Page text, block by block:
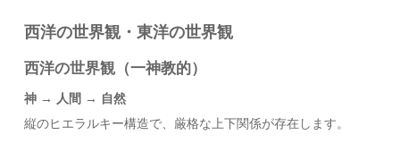
西洋の世界観・東洋の世界観
西洋の世界観（一神教的）
神 → 人間 → 自然
縦のヒエラルキー構造で、厳格な上下関係が存在します。